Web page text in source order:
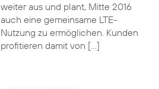
weiter aus und plant, Mitte 2016
auch eine gemeinsame LTE-
Nutzung zu ermöglichen. Kunden
profitieren damit von […]